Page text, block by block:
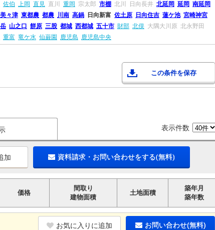
佐伯 上岡 直見 直川 重岡 宗太郎 市棚 北川 日向長井 北延岡 延岡 南延岡
美々津 東都農 都農 川南 高鍋 日向新富 佐土原 日向住吉 蓮ケ池 宮崎神宮
山之口 餅原 三股 都城 西都城 五十市 財部 北俣 大隅大川原 北永野田
重富 竜ケ水 仙巌園 鹿児島 鹿児島中央
この条件を保存
表示件数
加 資料請求・お問い合わせをする(無料)
価格
間取り
建物面積
土地面積
築年月
築年数
お気に入りに追加 お問い合わせ(無料)